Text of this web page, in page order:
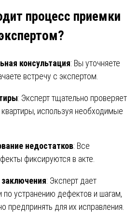
процесс приемки
консультация: Вы уточняете
встречу с экспертом.
: Эксперт тщательно проверяет
используя необходимые
недостатков: Все
фиксируются в акте.
: Эксперт дает
по устранению дефектов и шагам,
предпринять для их исправления.